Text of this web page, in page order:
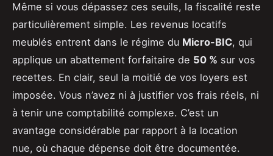
Même si vous dépassez ces seuils, la fiscalité reste
particulièrement simple. Les revenus locatifs
meublés entrent dans le régime du Micro-BIC, qui
applique un abattement forfaitaire de 50 % sur vos
recettes. En clair, seul la moitié de vos loyers est
imposée. Vous n’avez ni à justifier vos frais réels, ni
à tenir une comptabilité complexe. C’est un
avantage considérable par rapport à la location
nue, où chaque dépense doit être documentée.